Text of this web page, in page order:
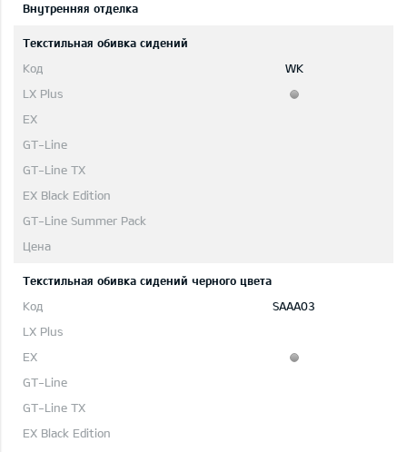
Bнутренняя отделка
Текстильная обивка сидений
WK
Текстильная обивка сидений черного цвета
SAAA03